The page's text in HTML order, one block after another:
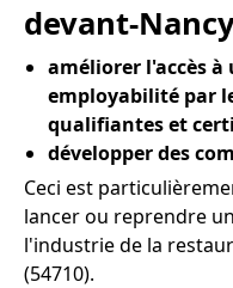
devant-
améliorer l'accès
employabilité par
qualifiantes et
développer des
Ceci est
lancer ou reprendre
l'industrie de la
(54710).